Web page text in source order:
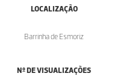
LOCALIZAÇÃO
Barrinha de Esmoriz
Nº DE VISUALIZAÇÕES